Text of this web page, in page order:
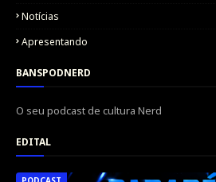
Notícias
Apresentando
BANSPODNERD
O seu podcast de cultura Nerd
EDITAL